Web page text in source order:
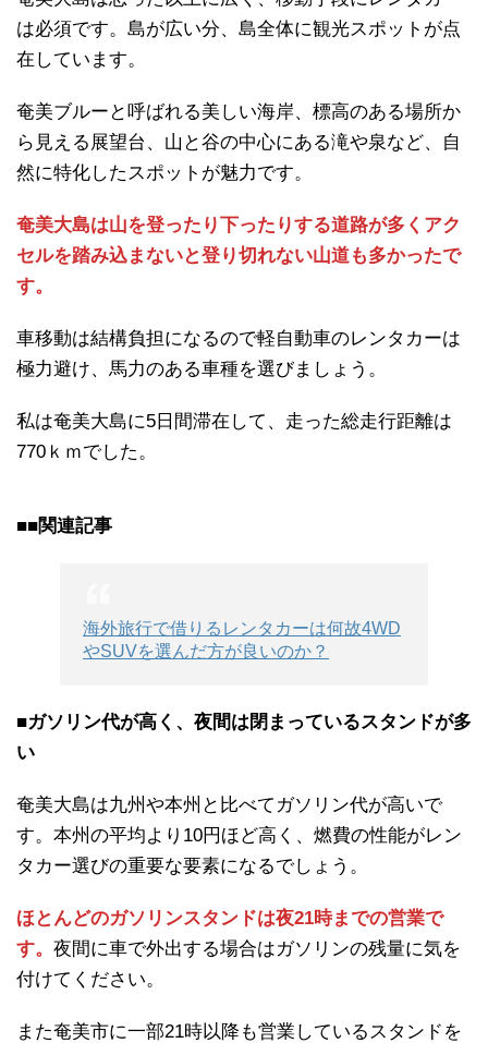
は必須です。島が広い分、島全体に観光スポットが点
在しています。
奄美ブルーと呼ばれる美しい海岸、標高のある場所か
ら見える展望台、山と谷の中心にある滝や泉など、自
然に特化したスポットが魅力です。
奄美大島は山を登ったり下ったりする道路が多くアク
セルを踏み込まないと登り切れない山道も多かったで
す。
車移動は結構負担になるので軽自動車のレンタカーは
極力避け、馬力のある車種を選びましょう。
私は奄美大島に5日間滞在して、走った総走行距離は
770ｋｍでした。
■■関連記事
海外旅行で借りるレンタカーは何故4WD
やSUVを選んだ方が良いのか？
■ガソリン代が高く、夜間は閉まっているスタンドが多
い
奄美大島は九州や本州と比べてガソリン代が高いで
す。本州の平均より10円ほど高く、燃費の性能がレン
タカー選びの重要な要素になるでしょう。
ほとんどのガソリンスタンドは夜21時までの営業で
す。 夜間に車で外出する場合はガソリンの残量に気を
付けてください。
また奄美市に一部21時以降も営業しているスタンドを